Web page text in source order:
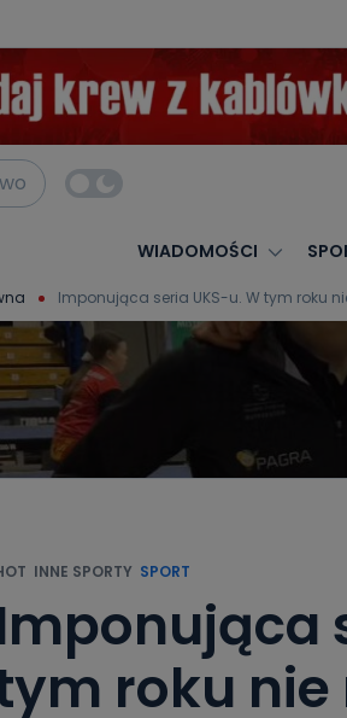
WIADOMOŚCI
Imponująca seria UKS-u. W tym roku
INNE SPORTY SPORT
roku